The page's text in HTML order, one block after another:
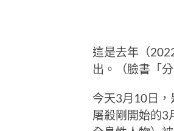
這是去年（
出。（臉書「
今天3月10日
屠殺剛開始的3